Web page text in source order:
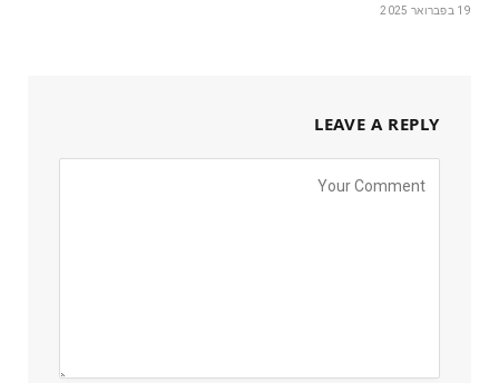
19 בפברואר 2025
LEAVE A REPLY